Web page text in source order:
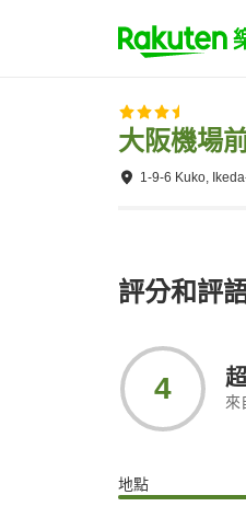
大阪機場
1-9-6 Kuko,
評分和評
4 來
地點